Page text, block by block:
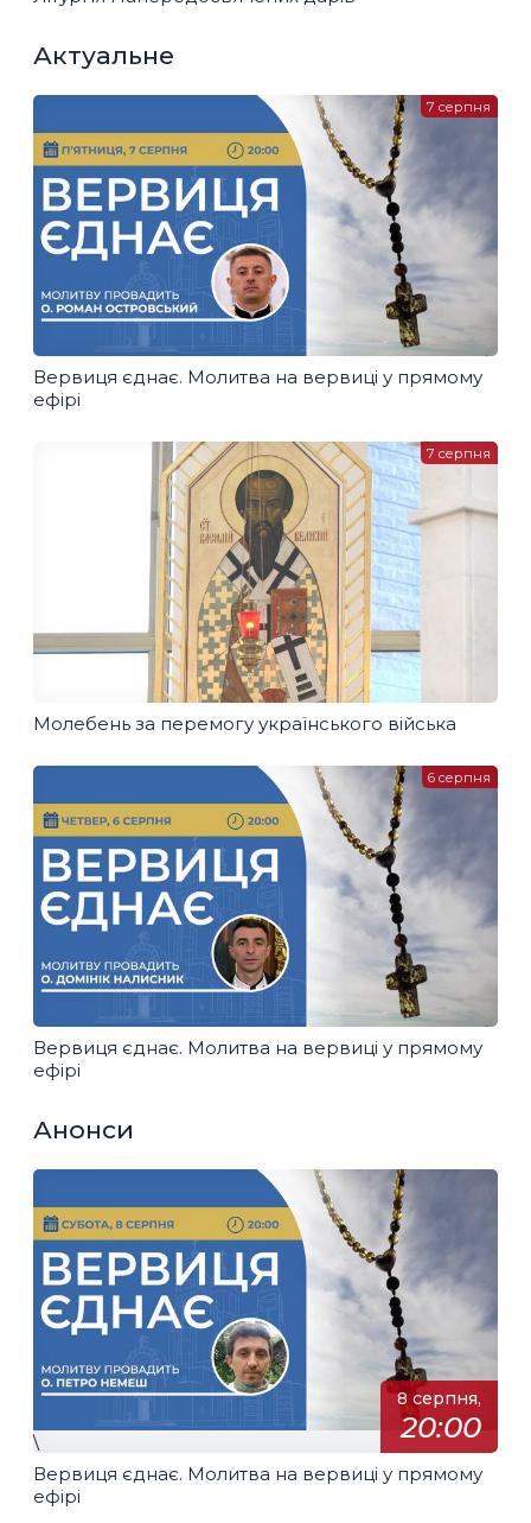
Актуальне
Вервиця єднає. Молитва на вервиці у прямому
ефірі
7 серпня
Молебень за перемогу українського війська
7 серпня
Вервиця єднає. Молитва на вервиці у прямому
ефірі
6 серпня
Анонси
8 серпня,
20:00
\
Вервиця єднає. Молитва на вервиці у прямому
ефірі